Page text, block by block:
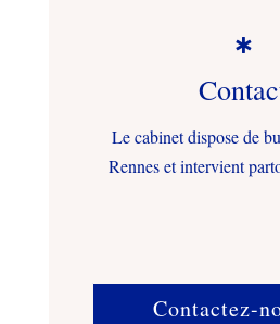

Le cabinet dispose de
Rennes et intervient
Contactez-